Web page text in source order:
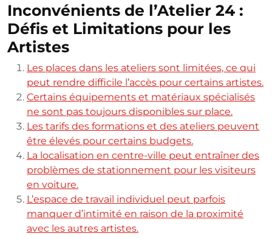
Inconvénients de l’Atelier 24 :
Défis et Limitations pour les
Artistes
Les places dans les ateliers sont limitées, ce qui
peut rendre difficile l’accès pour certains artistes.
Certains équipements et matériaux spécialisés
ne sont pas toujours disponibles sur place.
Les tarifs des formations et des ateliers peuvent
être élevés pour certains budgets.
La localisation en centre-ville peut entraîner des
problèmes de stationnement pour les visiteurs
en voiture.
L’espace de travail individuel peut parfois
manquer d’intimité en raison de la proximité
avec les autres artistes.